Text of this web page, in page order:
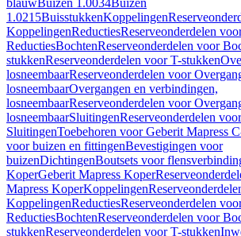
blauwBuizen 1.0034Buizen
1.0215BuisstukkenKoppelingen
KoppelingenReductiesReserveonderdelen
ReductiesBochtenReserveonderdelen voor
stukkenReserveonderdelen voor T-stukken
losneembaarReserveonderdelen voor
losneembaarOvergangen en verbindingen,
losneembaarReserveonderdelen voor
losneembaarSluitingenReserveonderdelen voor
SluitingenToebehoren voor Geberit Mapress
voor buizen en fittingenBevestigingen voor
buizenDichtingenBoutsets voor
KoperGeberit Mapress Koper
Mapress KoperKoppelingen
KoppelingenReductiesReserveonderdelen
ReductiesBochtenReserveonderdelen voor
stukkenReserveonderdelen voor T-stukken